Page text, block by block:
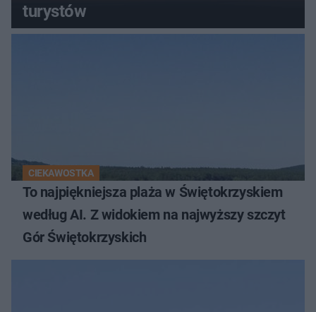
turystów
CIEKAWOSTKA
To najpiękniejsza plaża w Świętokrzyskiem
według AI. Z widokiem na najwyższy szczyt
Gór Świętokrzyskich